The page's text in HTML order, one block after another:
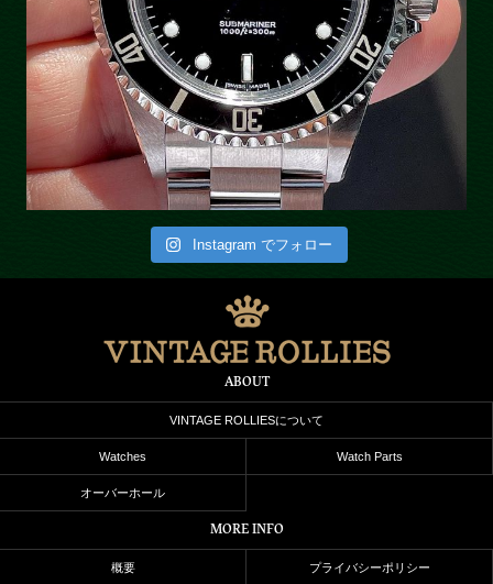
Instagram でフォロー
ABOUT
VINTAGE ROLLIESについて
Watches Watch Parts
オーバーホール
MORE INFO
概要 プライバシーポリシー